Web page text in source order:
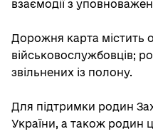
взаємодії з
Дорожня карта містить
військовослужбовців;
звільнених із полону.
Для підтримки родин
України, а також родин